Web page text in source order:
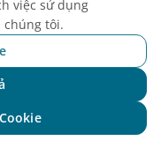
ký lần đầu ngày
lần thứ 10 ngày
phố Hà Nội.
việc sử dụng
chúng tôi.